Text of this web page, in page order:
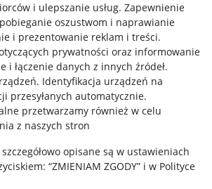
i ulepszanie usług. Zapewnienie
oszustwom i naprawianie
i prezentowanie reklam i treści.
prywatności oraz informowanie
i łączenie danych z innych źródeł.
. Identyfikacja urządzeń na
przesyłanych automatycznie.
przetwarzamy również w celu
z naszych stron
opisane są w ustawieniach
“ZMIENIAM ZGODY” i w Polityce